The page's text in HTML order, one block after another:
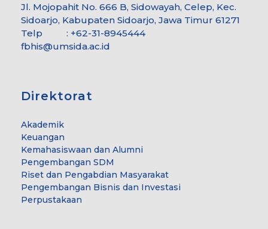
Jl. Mojopahit No. 666 B, Sidowayah, Celep, Kec.
Sidoarjo, Kabupaten Sidoarjo, Jawa Timur 61271
Telp : +62-31-8945444
fbhis@umsida.ac.id
Direktorat
Akademik
Keuangan
Kemahasiswaan dan Alumni
Pengembangan SDM
Riset dan Pengabdian Masyarakat
Pengembangan Bisnis dan Investasi
Perpustakaan